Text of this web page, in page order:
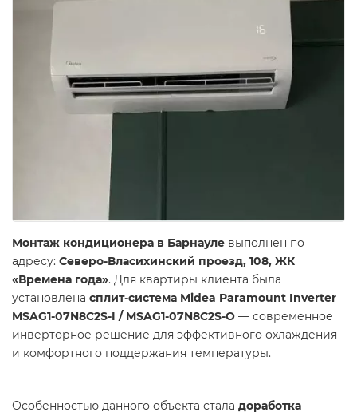
Монтаж кондиционера в Барнауле выполнен по
адресу: Северо-Власихинский проезд, 108, ЖК
«Времена года». Для квартиры клиента была
установлена сплит-система Midea Paramount Inverter
MSAG1-07N8C2S-I / MSAG1-07N8C2S-O — современное
инверторное решение для эффективного охлаждения
и комфортного поддержания температуры.
Особенностью данного объекта стала доработка